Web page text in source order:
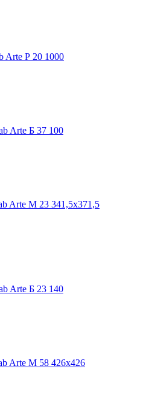
Arte Р 20 1000
Arte Б 37 100
Arte М 23 341,5х371,5
Arte Б 23 140
Arte М 58 426х426